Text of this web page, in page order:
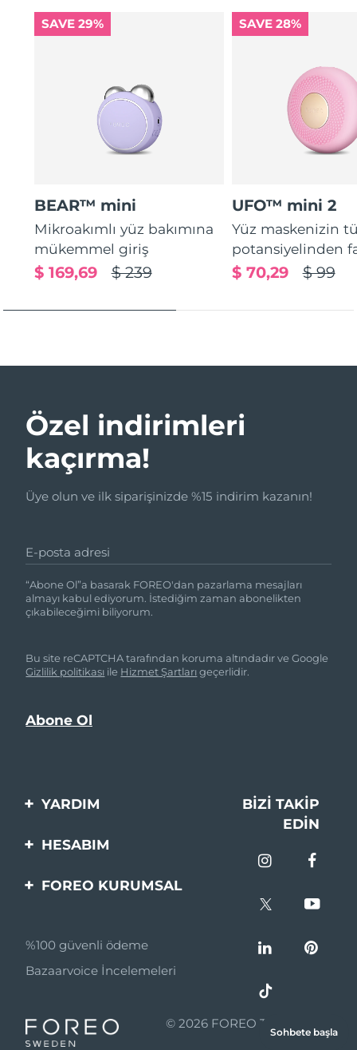
SAVE 29%
BEAR™ mini
Mikroakımlı yüz bakımına
mükemmel giriş
$ 239
$ 169,69
SAVE 28%
UFO™ mini 2
Yüz maskenizin
potansiyelinden
$ 99
$ 70,29
Özel indirimleri
kaçırma!
Üye olun ve ilk siparişinizde %15 indirim kazanın!
E-posta adresi
“Abone Ol”a basarak FOREO'dan pazarlama mesajları
almayı kabul ediyorum. İstediğim zaman abonelikten
çıkabileceğimi biliyorum.
Bu site reCAPTCHA tarafından koruma altındadır ve Google
Gizlilik politikası ile Hizmet Şartlarıgeçerlidir.
YARDIM
Bi̇zi̇mle İleti̇şi̇me Geçi̇n
BIZI TAKIP
EDIN
HESABIM
Ürün Kaydı
FOREO KURUMSAL
Ortaklik Programi
Ortaklık haberleri
Perakende Satış
%100 güvenli ödeme
Bazaarvoice İncelemeleri
© 2026 FOREO Tüm hakları
saklıdır.
Sohbete başla